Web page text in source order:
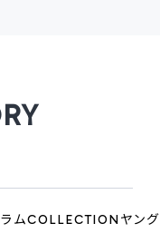
ラムCOLLECTIONヤン